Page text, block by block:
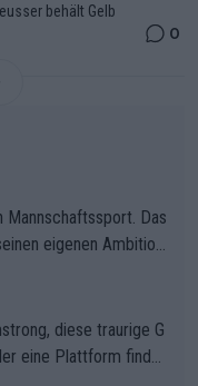
behält Gelb
0
Mannschaftssport. Das
Ambition
und konkret am Erf
Das ist ein Zei
diese traurige G
eine Plattform finde